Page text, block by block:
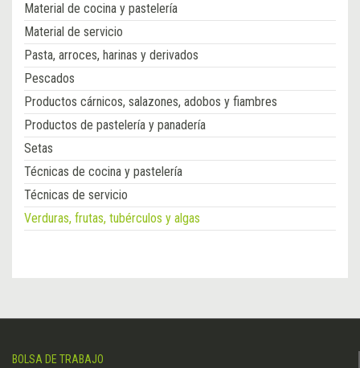
Material de cocina y pastelería
Material de servicio
Pasta, arroces, harinas y derivados
Pescados
Productos cárnicos, salazones, adobos y fiambres
Productos de pastelería y panadería
Setas
Técnicas de cocina y pastelería
Técnicas de servicio
Verduras, frutas, tubérculos y algas
BOLSA DE TRABAJO